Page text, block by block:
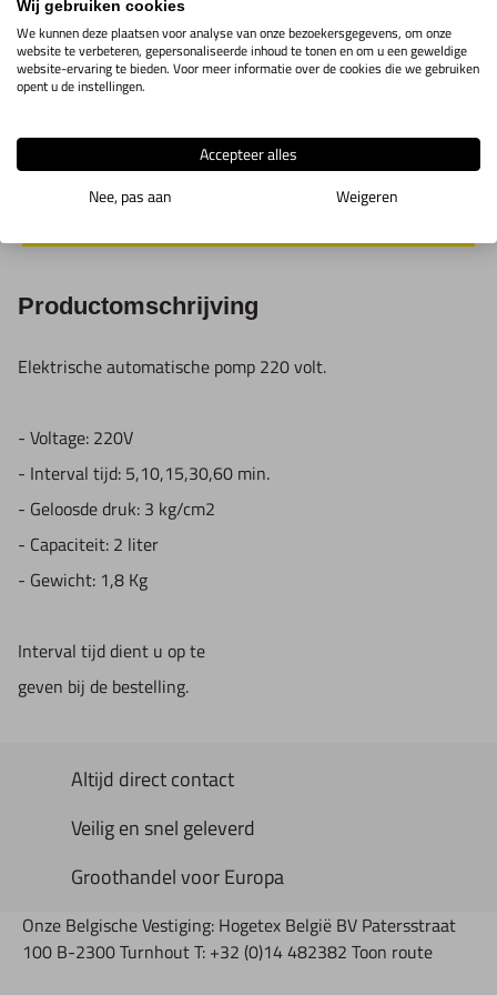
2K10.2.13
Smeerpomp
SMA-8.5
Productomschrijving
Elektrische automatische pomp 220 volt.
- Voltage: 220V
- Interval tijd: 5,10,15,30,60 min.
- Geloosde druk: 3 kg/cm2
- Capaciteit: 2 liter
- Gewicht: 1,8 Kg
Interval tijd dient u op te
geven bij de bestelling.
Altijd direct contact
Veilig en snel geleverd
Groothandel voor Europa
Onze Belgische Vestiging: Hogetex België BV Patersstraat
100 B-2300 Turnhout T: +32 (0)14 482382 Toon route
Wij gebruiken cookies
We kunnen deze plaatsen voor analyse van onze bezoekersgegevens, om onze
website te verbeteren, gepersonaliseerde inhoud te tonen en om u een geweldige
website-ervaring te bieden. Voor meer informatie over de cookies die we gebruiken
opent u de instellingen.
Accepteer alles
Nee, pas aan
Weigeren